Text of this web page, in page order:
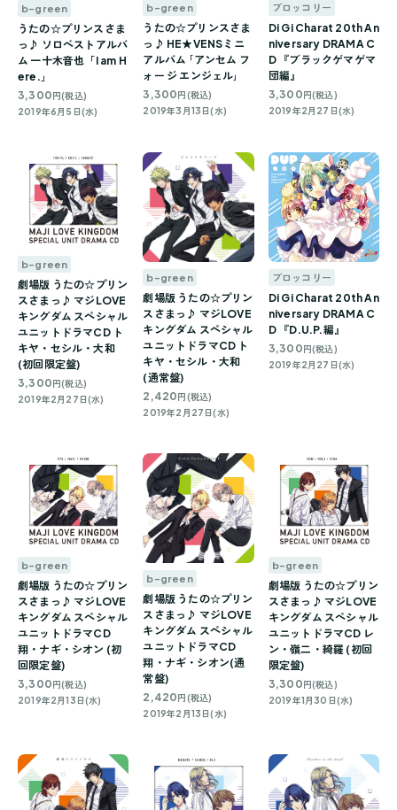
b-green
うたの☆プリンスさま
っ♪ ソロベストアルバ
ム 一十木音也「I am H
ere.」
3,300 円(税込)
2019年6月5日(水)
b-green
うたの☆プリンスさま
っ♪ HE★VENSミニ
アルバム ｢アンセム フ
ォー ジ エンジェル｣
3,300円(税込)
2019年3月13日(水)
ブロッコリー
Di Gi Charat 20th An
niversary DRAMA C
D 『ブラックゲマゲマ
団編』
3,300円(税込)
2019年2月27日(水)
b-green
劇場版 うたの☆プリン
スさまっ♪ マジLOVE
キングダム スペシャル
ユニットドラマCD ト
キヤ・セシル・大和
(初回限定盤)
3,300円(税込)
2019年2月27日(水)
b-green
劇場版 うたの☆プリン
スさまっ♪ マジLOVE
キングダム スペシャル
ユニットドラマCD ト
キヤ・セシル・大和
(通常盤)
2,420円(税込)
2019年2月27日(水)
ブロッコリー
Di Gi Charat 20th An
niversary DRAMA C
D 『D.U.P.編』
3,300円(税込)
2019年2月27日(水)
b-green
劇場版 うたの☆プリン
スさまっ♪ マジLOVE
キングダム スペシャル
ユニットドラマCD
翔・ナギ・シオン (初
回限定盤)
3,300円(税込)
2019年2月13日(水)
b-green
劇場版 うたの☆プリン
スさまっ♪ マジLOVE
キングダム スペシャル
ユニットドラマCD
翔・ナギ・シオン(通
常盤)
2,420円(税込)
2019年2月13日(水)
b-green
劇場版 うたの☆プリン
スさまっ♪ マジLOVE
キングダム スペシャル
ユニットドラマCD レ
ン・嶺二・綺羅 (初回
限定盤)
3,300円(税込)
2019年1月30日(水)